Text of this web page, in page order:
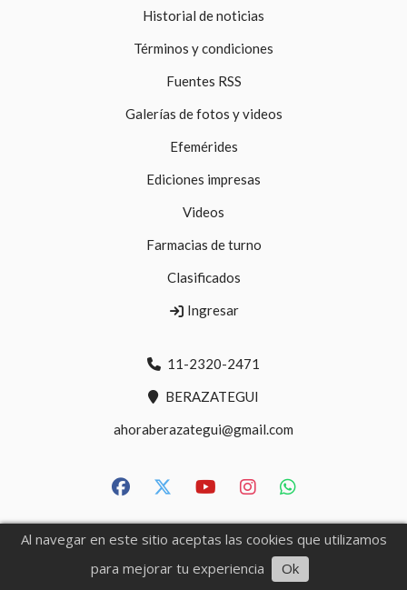
Historial de noticias
Términos y condiciones
Fuentes RSS
Galerías de fotos y videos
Efemérides
Ediciones impresas
Videos
Farmacias de turno
Clasificados
Ingresar
11-2320-2471
BERAZATEGUI
ahoraberazategui@gmail.com
Al navegar en este sitio aceptas las cookies que utilizamos
para mejorar tu experiencia
Ok
Escuchar artículo